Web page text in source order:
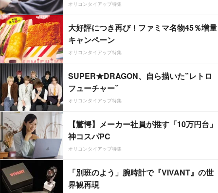
オリコンタイアップ特集
大好評につき再び！ファミマ名物45％増量
キャンペーン
オリコンタイアップ特集
SUPER★DRAGON、自ら描いた”レトロ
フューチャー”
オリコンタイアップ特集
【驚愕】メーカー社員が推す「10万円台」
神コスパPC
オリコンタイアップ特集
「別班のよう」腕時計で『VIVANT』の世
界観再現